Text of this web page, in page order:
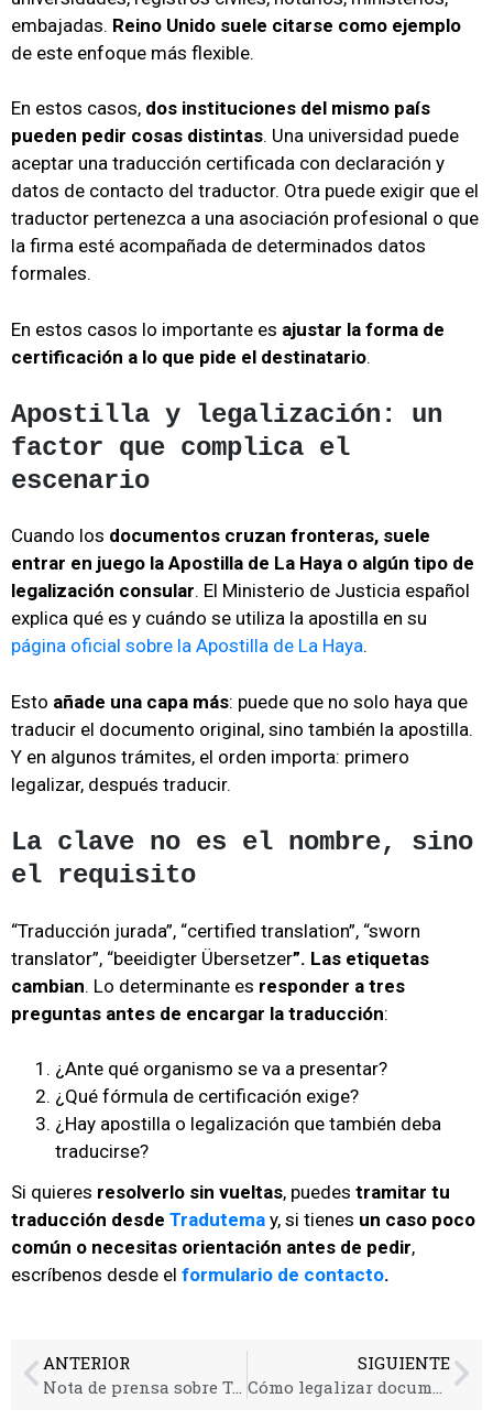
embajadas. Reino Unido suele citarse como ejemplo
de este enfoque más flexible.
En estos casos, dos instituciones del mismo país
pueden pedir cosas distintas. Una universidad puede
aceptar una traducción certificada con declaración y
datos de contacto del traductor. Otra puede exigir que el
traductor pertenezca a una asociación profesional o que
la firma esté acompañada de determinados datos
formales.
En estos casos lo importante es ajustar la forma de
certificación a lo que pide el destinatario.
Apostilla y legalización: un
factor que complica el
escenario
Cuando los documentos cruzan fronteras, suele
entrar en juego la Apostilla de La Haya o algún tipo de
legalización consular. El Ministerio de Justicia español
explica qué es y cuándo se utiliza la apostilla en su
página oficial sobre la Apostilla de La Haya.
Esto añade una capa más: puede que no solo haya que
traducir el documento original, sino también la apostilla.
Y en algunos trámites, el orden importa: primero
legalizar, después traducir.
La clave no es el nombre, sino
el requisito
“Traducción jurada”, “certified translation”, “sworn
translator”, “beeidigter Übersetzer”. Las etiquetas
cambian. Lo determinante es responder a tres
preguntas antes de encargar la traducción:
¿Ante qué organismo se va a presentar?
¿Qué fórmula de certificación exige?
¿Hay apostilla o legalización que también deba
traducirse?
Si quieres resolverlo sin vueltas, puedes tramitar tu
traducción desde Tradutema y, si tienes un caso poco
común o necesitas orientación antes de pedir,
escríbenos desde el formulario de contacto.
ANTERIOR
Nota de prensa sobre Tradutema en Comunicae
SIGUIENTE